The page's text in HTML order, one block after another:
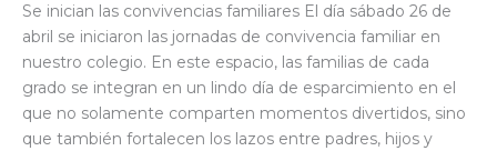
Se inician las convivencias familiares El día sábado 26 de
abril se iniciaron las jornadas de convivencia familiar en
nuestro colegio. En este espacio, las familias de cada
grado se integran en un lindo día de esparcimiento en el
que no solamente comparten momentos divertidos, sino
que también fortalecen los lazos entre padres, hijos y